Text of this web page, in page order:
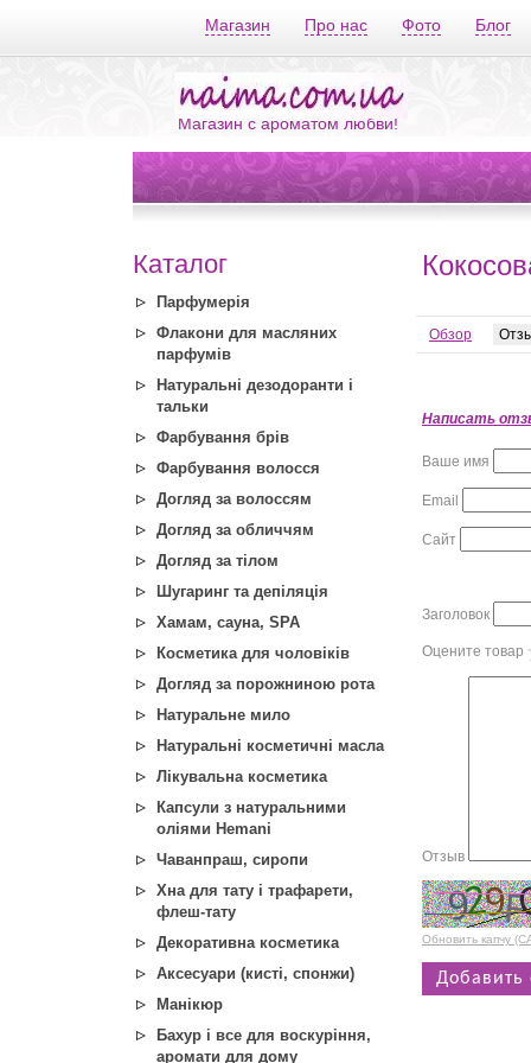
Магазин Про нас Фото Блог
Магазин с ароматом любви!
Каталог
Парфумерія
Флакони для масляних
парфумів
Натуральні дезодоранти і
тальки
Фарбування брів
Фарбування волосся
Догляд за волоссям
Догляд за обличчям
Догляд за тілом
Шугаринг та депіляція
Хамам, сауна, SPA
Косметика для чоловіків
Догляд за порожниною рота
Натуральне мило
Натуральні косметичні масла
Лікувальна косметика
Капсули з натуральними
оліями Hemani
Чаванпраш, сиропи
Хна для тату і трафарети,
флеш-тату
Декоративна косметика
Аксесуари (кисті, спонжи)
Манікюр
Бахур і все для воскуріння,
аромати для дому
Обзор
Написать
Ваше имя
Email
Сайт
Заголовок
Оцените товар
Отзыв
Обновить капчу